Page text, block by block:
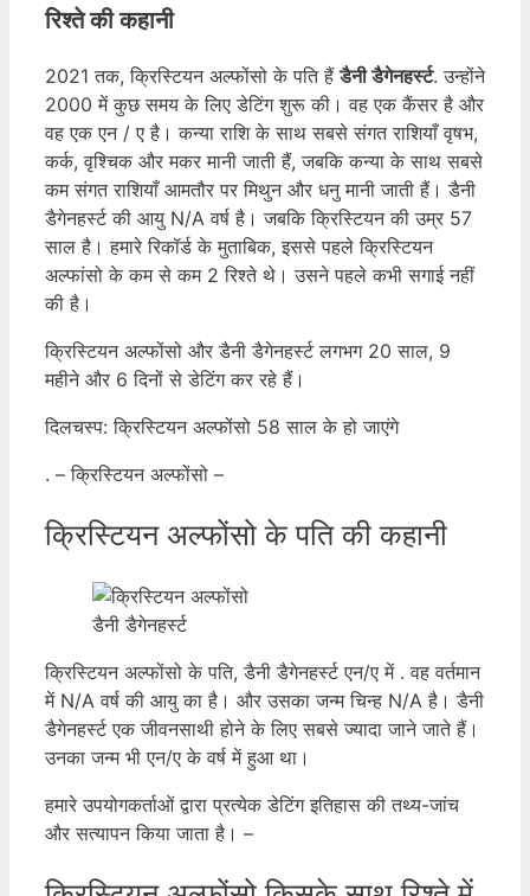
रिश्ते की कहानी
2021 तक, क्रिस्टियन अल्फोंसो के पति हैंडैनी डैगेनहर्स्ट. उन्होंने
2000 में कुछ समय के लिए डेटिंग शुरू की। वह एक कैंसर है और
वह एक एन / ए है। कन्या राशि के साथ सबसे संगत राशियाँ वृषभ,
कर्क, वृश्चिक और मकर मानी जाती हैं, जबकि कन्या के साथ सबसे
कम संगत राशियाँ आमतौर पर मिथुन और धनु मानी जाती हैं। डैनी
डैगेनहर्स्ट की आयु N/A वर्ष है। जबकि क्रिस्टियन की उम्र 57
साल है। हमारे रिकॉर्ड के मुताबिक, इससे पहले क्रिस्टियन
अल्फांसो के कम से कम 2 रिश्ते थे। उसने पहले कभी सगाई नहीं
की है।
क्रिस्टियन अल्फोंसो और डैनी डैगेनहर्स्ट लगभग 20 साल, 9
महीने और 6 दिनों से डेटिंग कर रहे हैं।
दिलचस्प: क्रिस्टियन अल्फोंसो 58 साल के हो जाएंगे
. – क्रिस्टियन अल्फोंसो –
क्रिस्टियन अल्फोंसो के पति की कहानी
डैनी डैगेनहर्स्ट
क्रिस्टियन अल्फोंसो के पति, डैनी डैगेनहर्स्ट एन/ए में . वह वर्तमान
में N/A वर्ष की आयु का है। और उसका जन्म चिन्ह N/A है। डैनी
डैगेनहर्स्ट एक जीवनसाथी होने के लिए सबसे ज्यादा जाने जाते हैं।
उनका जन्म भी एन/ए के वर्ष में हुआ था।
हमारे उपयोगकर्ताओं द्वारा प्रत्येक डेटिंग इतिहास की तथ्य-जांच
और सत्यापन किया जाता है। –